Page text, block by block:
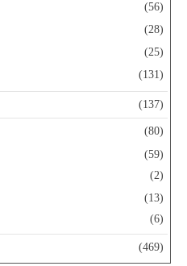
(56)
(28)
(25)
(131)
(137)
(80)
(59)
(2)
(13)
(6)
(469)